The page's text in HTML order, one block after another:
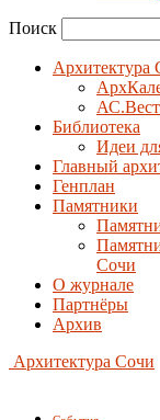
Поиск
Архитектура
Библиотека
Идеи
Главный
Генплан
Памятники
Сочи
О журнале
Партнёры
Архив
Архитектура Сочи